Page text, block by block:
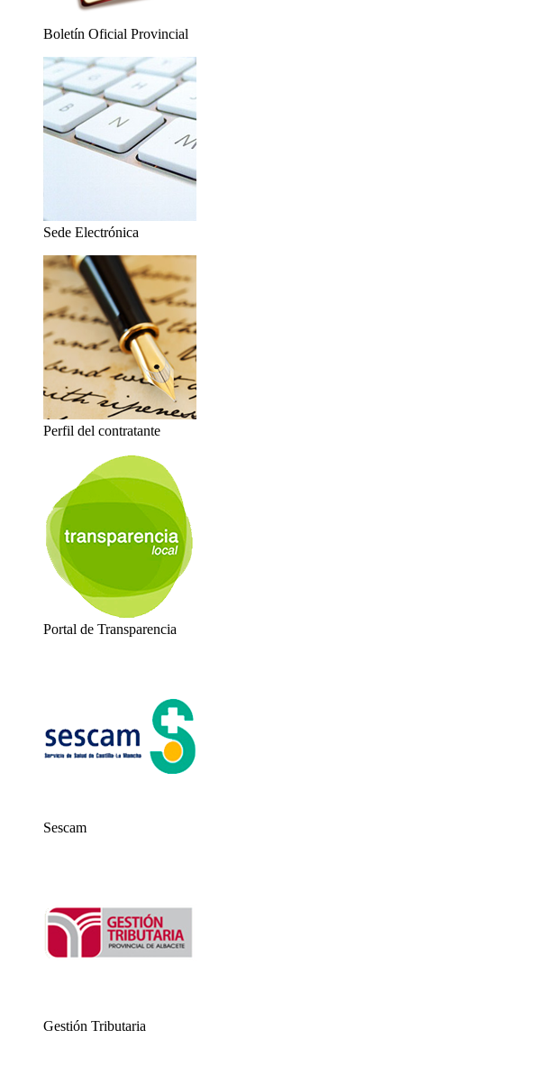
Boletín Oficial Provincial
Sede Electrónica
Perfil del contratante
Portal de Transparencia
Sescam
Gestión Tributaria